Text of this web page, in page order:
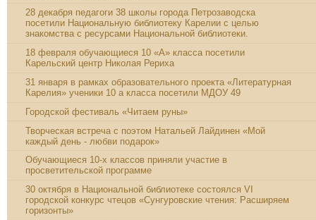
28 декабря педагоги 38 школы города Петрозаводска
посетили Национальную библиотеку Карелии с целью
знакомства с ресурсами Национальной библиотеки.
18 февраля обучающиеся 10 «А» класса посетили
Карельский центр Николая Рериха
31 января в рамках образовательного проекта «Литературная
Карелия» ученики 10 а класса посетили МДОУ 49
Городской фестиваль «Читаем руны»
Творческая встреча с поэтом Натальей Лайдинен «Мой
каждый день - любви подарок»
Обучающиеся 10-х классов приняли участие в
просветительской программе
30 октября в Национальной библиотеке состоялся VI
городской конкурс чтецов «Сунгуровские чтения: Расширяем
горизонты»